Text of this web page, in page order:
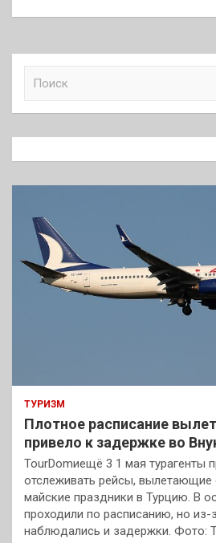
к
ТУРИЗМ
Плотное расписание
привело к задержке во
TourDomиещё 3 1 мая турагенты
отслеживать рейсы, вылетающие
майские праздники в Турцию. В
проходили по расписанию, но из-
наблюдались и задержки. Фото: